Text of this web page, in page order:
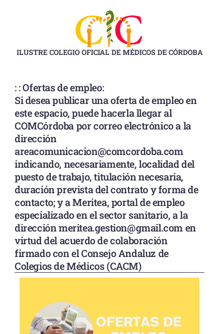
ILUSTRE COLEGIO OFICIAL DE MÉDICOS DE CÓRDOBA
: : Ofertas de empleo:
Si desea publicar una oferta de empleo en
este espacio, puede hacerla llegar al
COMCórdoba por correo electrónico a la
dirección
areacomunicacion@comcordoba.com
indicando, necesariamente, localidad del
puesto de trabajo, titulación necesaria,
duración prevista del contrato y forma de
contacto; y a Meritea, portal de empleo
especializado en el sector sanitario, a la
dirección meritea.gestion@gmail.com en
virtud del acuerdo de colaboración
firmado con el Consejo Andaluz de
Colegios de Médicos (CACM)